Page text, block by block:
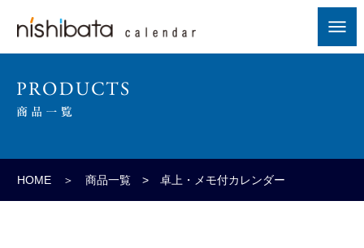
HOME ＞ 商品一覧 > 卓上・メモ付カレンダー